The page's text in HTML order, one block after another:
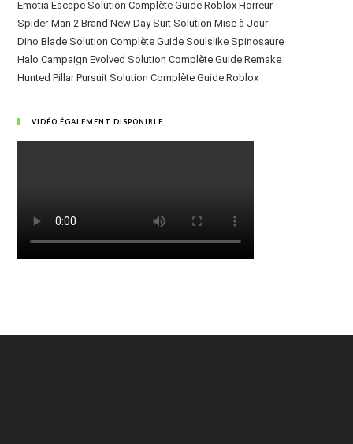
Emotia Escape Solution Complète Guide Roblox Horreur
Spider-Man 2 Brand New Day Suit Solution Mise à Jour
Dino Blade Solution Complète Guide Soulslike Spinosaure
Halo Campaign Evolved Solution Complète Guide Remake
Hunted Pillar Pursuit Solution Complète Guide Roblox
VIDÉO ÉGALEMENT DISPONIBLE